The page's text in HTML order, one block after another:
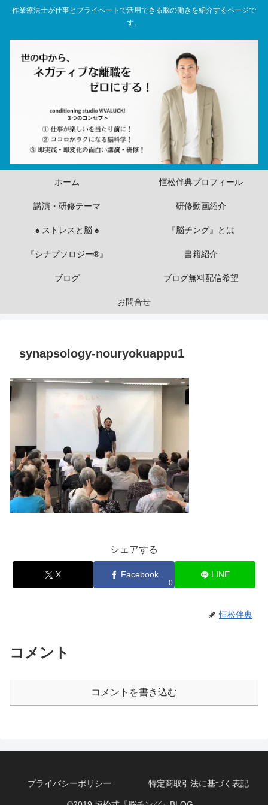
作業療法士が仕事とプライベートで活用できる脳の働きを紹介するページで
す。
ホーム 恒松伴典プロフィール
講演・研修テーマ 研修動画紹介
♠ ストレスと脳 ♠ 『脳チング』とは
『シナプソロジー®』 書籍紹介
ブログ ブログ無料配信希望
お問合せ
synapsology-nouryokuappu1
シェアする
X Facebook
0
LINE
恒松伴典
コメント
コメントを書き込む
プライバシーポリシー 特定商取引法に基づく表記